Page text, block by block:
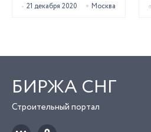
21 декабря 2020 Москва
БИРЖА СНГ
Строительный портал